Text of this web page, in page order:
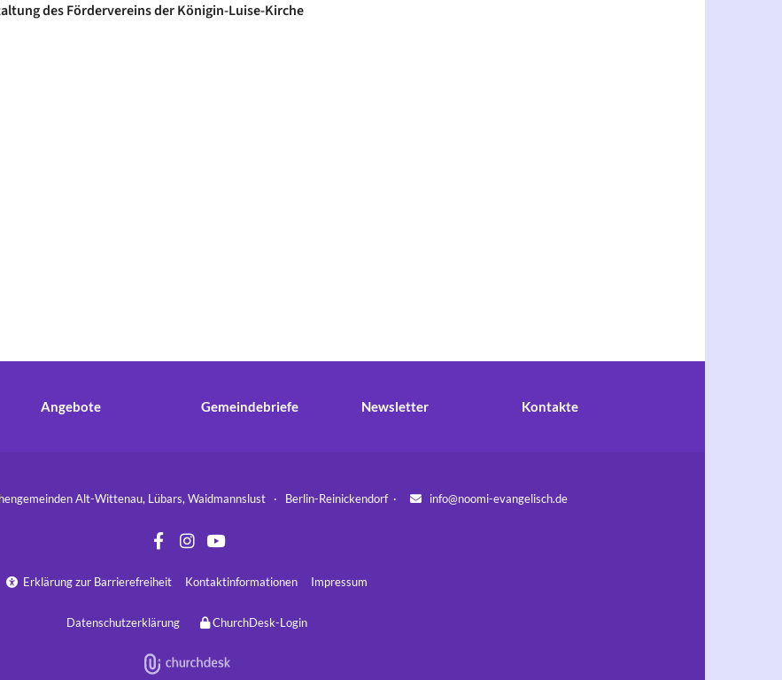
des Fördervereins der Königin-Luise-Kirche
Angebote Gemeindebriefe Newsletter Kontakte
Alt-Wittenau, Lübars, Waidmannslust · Berlin-Reinickendorf ·  info@noomi-evangelisch.de
 Erklärung zur Barrierefreiheit Kontaktinformationen Impressum
Datenschutzerklärung ChurchDesk-Login